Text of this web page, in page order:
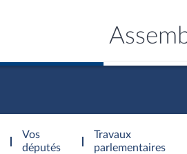
Vos
députés
Travaux
parlementaires